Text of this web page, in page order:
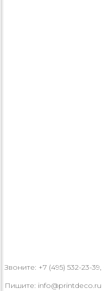
Звоните: +7 (495) 532-23-
Пишите: info@printdeco.ru